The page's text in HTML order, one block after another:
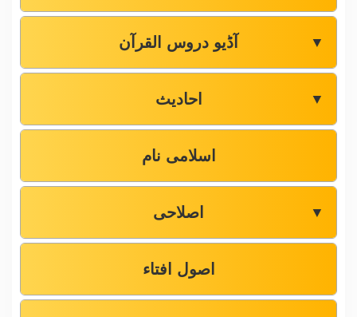
آڈیو دروس القرآن ▼
احادیث ▼
اسلامی نام
اصلاحی ▼
اصول افتاء